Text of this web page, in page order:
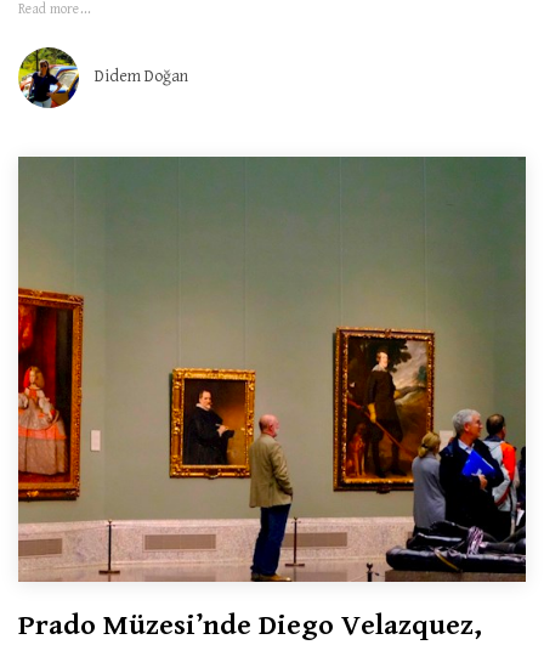
Read more...
Didem Doğan
Prado Müzesi’nde Diego Velazquez,